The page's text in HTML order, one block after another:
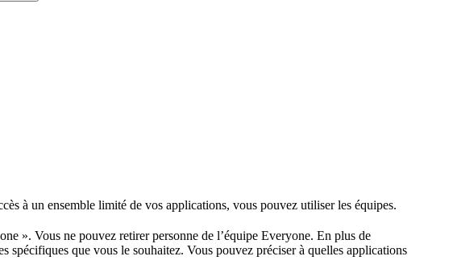
à un ensemble limité de vos applications, vous pouvez utiliser les équipes.
». Vous ne pouvez retirer personne de l’équipe Everyone. En plus de
spécifiques que vous le souhaitez. Vous pouvez préciser à quelles applications